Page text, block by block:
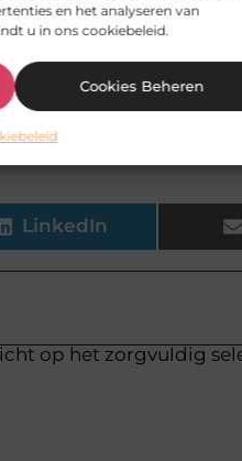
en het analyseren van
u in ons cookiebeleid.
Cookies Beheren
kasteel?
LinkedIn
op het zorgvuldig